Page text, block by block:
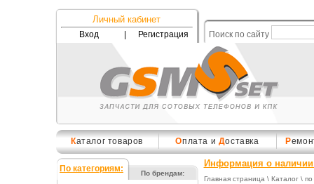
Личный кабинет
Вход Регистрация Поиск по сайту
Каталог товаров Оплата и Доставка Р
По категориям: По брендам:
Информация о наличии
Главная страница \ Каталог\ по